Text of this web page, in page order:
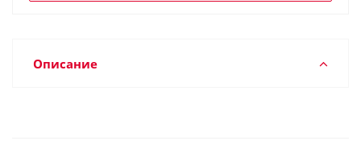
Описание